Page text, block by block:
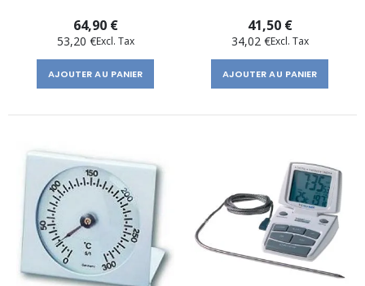
64,90 €
53,20 €
AJOUTER AU PANIER
41,50 €
34,02 €
AJOUTER AU PANIER